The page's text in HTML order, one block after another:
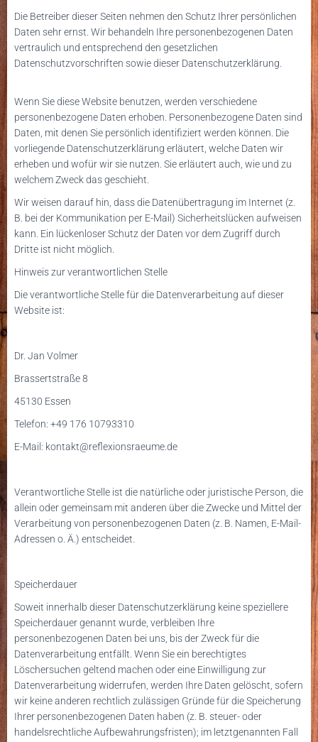
Die Betreiber dieser Seiten nehmen den Schutz Ihrer persönlichen
Daten sehr ernst. Wir behandeln Ihre personenbezogenen Daten
vertraulich und entsprechend den gesetzlichen
Datenschutzvorschriften sowie dieser Datenschutzerklärung.
Wenn Sie diese Website benutzen, werden verschiedene
personenbezogene Daten erhoben. Personenbezogene Daten sind
Daten, mit denen Sie persönlich identifiziert werden können. Die
vorliegende Datenschutzerklärung erläutert, welche Daten wir
erheben und wofür wir sie nutzen. Sie erläutert auch, wie und zu
welchem Zweck das geschieht.
Wir weisen darauf hin, dass die Datenübertragung im Internet (z.
B. bei der Kommunikation per E-Mail) Sicherheitslücken aufweisen
kann. Ein lückenloser Schutz der Daten vor dem Zugriff durch
Dritte ist nicht möglich.
Hinweis zur verantwortlichen Stelle
Die verantwortliche Stelle für die Datenverarbeitung auf dieser
Website ist:
Dr. Jan Volmer
Brassertstraße 8
45130 Essen
Telefon: +49 176 10793310
E-Mail: kontakt@reflexionsraeume.de
Verantwortliche Stelle ist die natürliche oder juristische Person, die
allein oder gemeinsam mit anderen über die Zwecke und Mittel der
Verarbeitung von personenbezogenen Daten (z. B. Namen, E-Mail-
Adressen o. Ä.) entscheidet.
Speicherdauer
Soweit innerhalb dieser Datenschutzerklärung keine speziellere
Speicherdauer genannt wurde, verbleiben Ihre
personenbezogenen Daten bei uns, bis der Zweck für die
Datenverarbeitung entfällt. Wenn Sie ein berechtigtes
Löschersuchen geltend machen oder eine Einwilligung zur
Datenverarbeitung widerrufen, werden Ihre Daten gelöscht, sofern
wir keine anderen rechtlich zulässigen Gründe für die Speicherung
Ihrer personenbezogenen Daten haben (z. B. steuer- oder
handelsrechtliche Aufbewahrungsfristen); im letztgenannten Fall